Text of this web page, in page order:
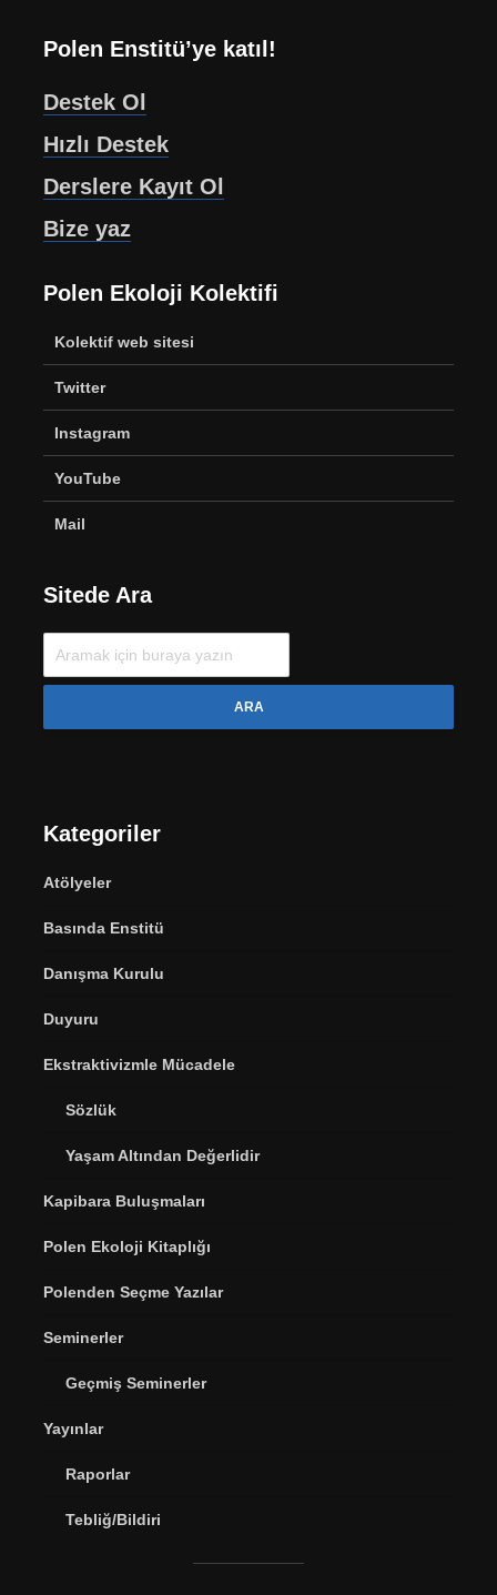
Polen Enstitü’ye katıl!
Destek Ol
Hızlı Destek
Derslere Kayıt Ol
Bize yaz
Polen Ekoloji Kolektifi
Kolektif web sitesi
Twitter
Instagram
YouTube
Mail
Sitede Ara
ARA
Kategoriler
Atölyeler
Basında Enstitü
Danışma Kurulu
Duyuru
Ekstraktivizmle Mücadele
Sözlük
Yaşam Altından Değerlidir
Kapibara Buluşmaları
Polen Ekoloji Kitaplığı
Polenden Seçme Yazılar
Seminerler
Geçmiş Seminerler
Yayınlar
Raporlar
Tebliğ/Bildiri